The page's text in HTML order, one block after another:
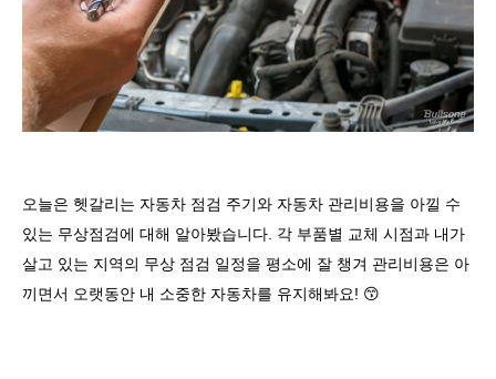
오늘은 헷갈리는 자동차 점검 주기와 자동차 관리비용을 아낄 수
있는 무상점검에 대해 알아봤습니다 각 부품별 교체 시점과 내가
살고 있는 지역의 무상 점검 일정을 평소에 잘 챙겨 관리비용은 아
끼면서 오랫동안 내 소중한 자동차를 유지해봐요! 😙